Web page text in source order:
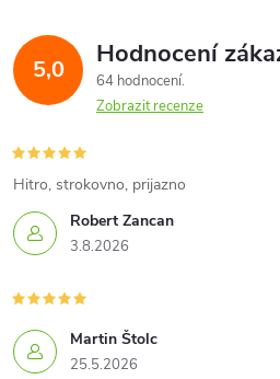
d
a
c
í
p
r
v
5,0 Hodnocení
64 hodnocení
Zobrazit recenze
Robert Zancan
3.8.2026
Hitro, strokovno, prijazno
Martin Štolc
25.5.2026